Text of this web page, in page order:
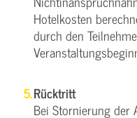
Hotelkosten
durch den
Rücktritt
Bei Stornierung der